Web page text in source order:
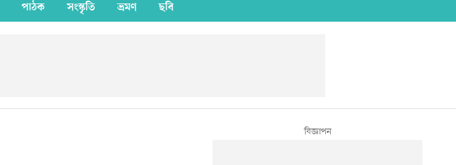
পাঠক সংস্কৃতি ভ্রমণ ছবি